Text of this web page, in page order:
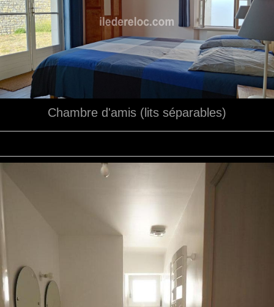
Chambre d'amis (lits séparables)